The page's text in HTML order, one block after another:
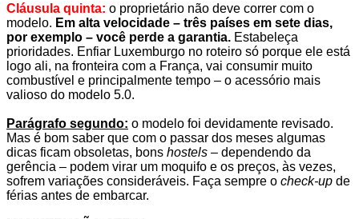
Cláusula quinta: o proprietário não deve correr com o
modelo. Em alta velocidade – três países em sete dias,
por exemplo – você perde a garantia. Estabeleça
prioridades. Enfiar Luxemburgo no roteiro só porque ele está
logo ali, na fronteira com a França, vai consumir muito
combustível e principalmente tempo – o acessório mais
valioso do modelo 5.0.
Parágrafo segundo: o modelo foi devidamente revisado.
Mas é bom saber que com o passar dos meses algumas
dicas ficam obsoletas, bons hostels – dependendo da
gerência – podem virar um moquifo e os preços, às vezes,
sofrem variações consideráveis. Faça sempre o check-up de
férias antes de embarcar.